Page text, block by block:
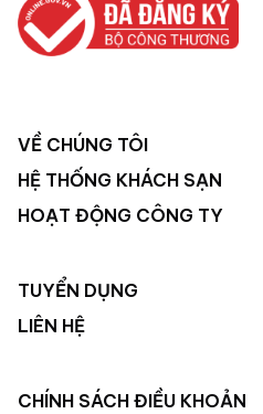
VỀ CHÚNG TÔI
HỆ THỐNG KHÁCH SẠN
HOẠT ĐỘNG CÔNG TY
TUYỂN DỤNG
LIÊN HỆ
CHÍNH SÁCH ĐIỀU KHOẢN